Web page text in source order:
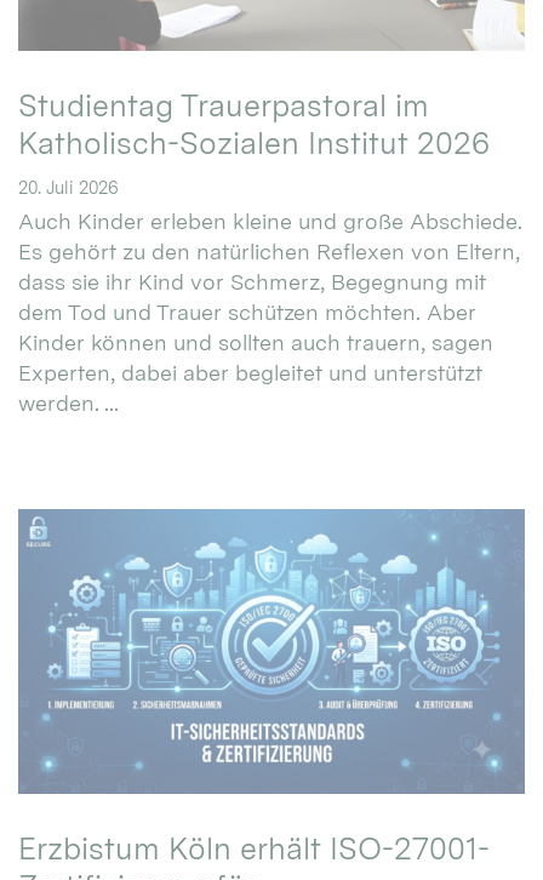
Studientag Trauerpastoral im
Katholisch-Sozialen Institut 2026
20. Juli 2026
Auch Kinder erleben kleine und große Abschiede.
Es gehört zu den natürlichen Reflexen von Eltern,
dass sie ihr Kind vor Schmerz, Begegnung mit
dem Tod und Trauer schützen möchten. Aber
Kinder können und sollten auch trauern, sagen
Experten, dabei aber begleitet und unterstützt
werden. ...
Erzbistum Köln erhält ISO-27001-